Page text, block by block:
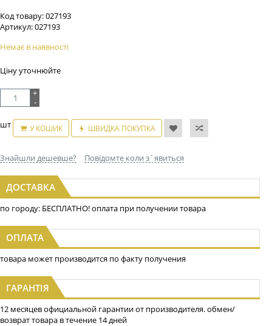
Код товару:027193
Артикул:027193
Немає в наявності
Ціну уточнюйте
+
-
шт У КОШИК ШВИДКА ПОКУПКА
Знайшли дешевше? Повідомте коли з`явиться
ДОСТАВКА
по городу: БЕСПЛАТНО! оплата при получении товара
ОПЛАТА
товара может производится по факту получения
ГАРАНТІЯ
12 месяцев официальной гарантии от производителя. обмен/
возврат товара в течение 14 дней